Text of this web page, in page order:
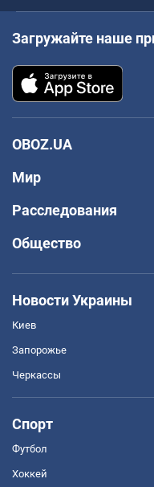
Загружайте наше
OBOZ.UA
Мир
Расследования
Общество
Новости Украины
Киев
Запорожье
Черкассы
Спорт
Футбол
Хоккей